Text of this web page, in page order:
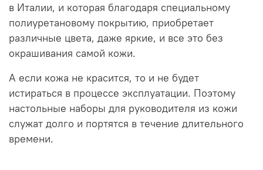
в Италии, и которая благодаря специальному
полиуретановому покрытию, приобретает
различные цвета, даже яркие, и все это без
окрашивания самой кожи.
А если кожа не красится, то и не будет
истираться в процессе эксплуатации. Поэтому
настольные наборы для руководителя из кожи
служат долго и портятся в течение длительного
времени.